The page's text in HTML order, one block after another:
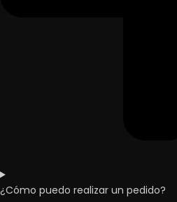
¿Cómo puedo realizar un pedido?